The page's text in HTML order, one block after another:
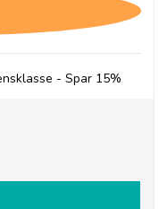
- Spar 15%